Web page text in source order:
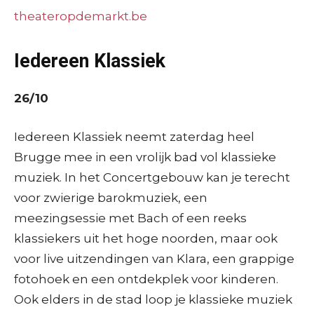
theateropdemarkt.be
Iedereen Klassiek
26/10
Iedereen Klassiek neemt zaterdag heel
Brugge mee in een vrolijk bad vol klassieke
muziek. In het Concertgebouw kan je terecht
voor zwierige barokmuziek, een
meezingsessie met Bach of een reeks
klassiekers uit het hoge noorden, maar ook
voor live uitzendingen van Klara, een grappige
fotohoek en een ontdekplek voor kinderen.
Ook elders in de stad loop je klassieke muziek